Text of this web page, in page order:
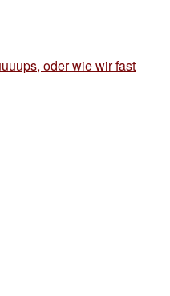
oder wie wir fast